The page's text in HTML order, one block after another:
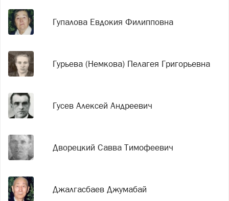
Гупалова Евдокия Филипповна
Гурьева (Немкова) Пелагея Григорьевна
Гусев Алексей Андреевич
Дворецкий Савва Тимофеевич
Джалгасбаев Джумабай